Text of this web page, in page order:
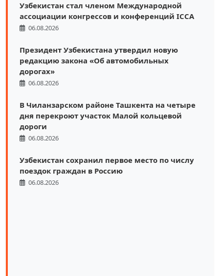
Узбекистан стал членом Международной
ассоциации конгрессов и конференций ICCA
06.08.2026
Президент Узбекистана утвердил новую
редакцию закона «Об автомобильных
дорогах»
06.08.2026
В Чиланзарском районе Ташкента на четыре
дня перекроют участок Малой кольцевой
дороги
06.08.2026
Узбекистан сохранил первое место по числу
поездок граждан в Россию
06.08.2026